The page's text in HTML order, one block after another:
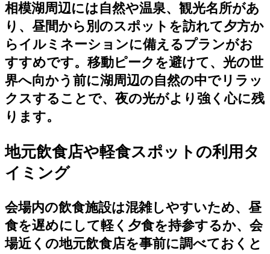
相模湖周辺には自然や温泉、観光名所があ
り、昼間から別のスポットを訪れて夕方か
らイルミネーションに備えるプランがお
すすめです。移動ピークを避けて、光の世
界へ向かう前に湖周辺の自然の中でリラッ
クスすることで、夜の光がより強く心に残
ります。
地元飲食店や軽食スポットの利用タ
イミング
会場内の飲食施設は混雑しやすいため、昼
食を遅めにして軽く夕食を持参するか、会
場近くの地元飲食店を事前に調べておくと